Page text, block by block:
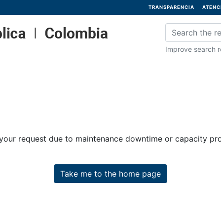
TRANSPARENCIA
Improve search
request due to maintenance downtime or capacity
Take me to the home page